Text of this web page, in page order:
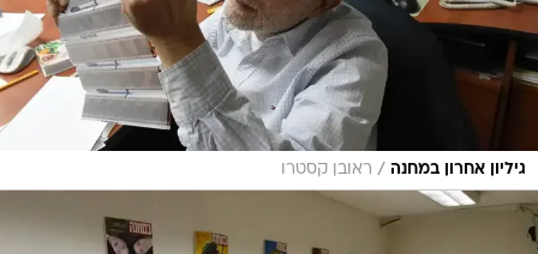
גיליון אחרון במחנה / ראובן קסטרו